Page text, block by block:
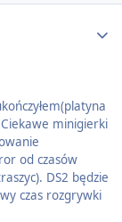
minigierki
od czasów
DS2 będzie
czas rozgrywki